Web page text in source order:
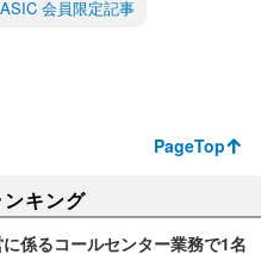
会員限定記事
PageTop
ンキング
に係るコールセンター業務で1名